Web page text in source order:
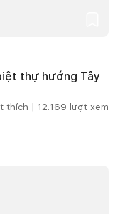
thự hướng Tây
thích | 12.169 lượt xem